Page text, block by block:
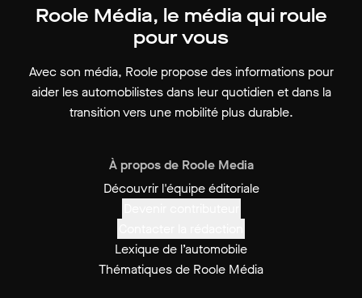
Roole Média, le média qui roule
pour vous
Avec son média, Roole propose des informations pour
aider les automobilistes dans leur quotidien et dans la
transition vers une mobilité plus durable.
À propos de Roole Media
Découvrir l'équipe éditoriale
Lexique de l’automobile
Thématiques de Roole Média